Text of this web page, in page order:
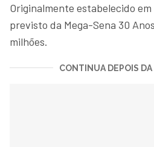
Originalmente estabelecido
previsto da Mega-Sena 30
milhões.
CONTINUA DEPOIS